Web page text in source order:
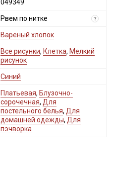
049349
Рвем по нитке ?
Вареный хлопок
Все рисунки, Клетка, Мелкий
рисунок
Синий
Платьевая, Блузочно-
сорочечная, Для
постельного белья, Для
домашней одежды, Для
пэчворка